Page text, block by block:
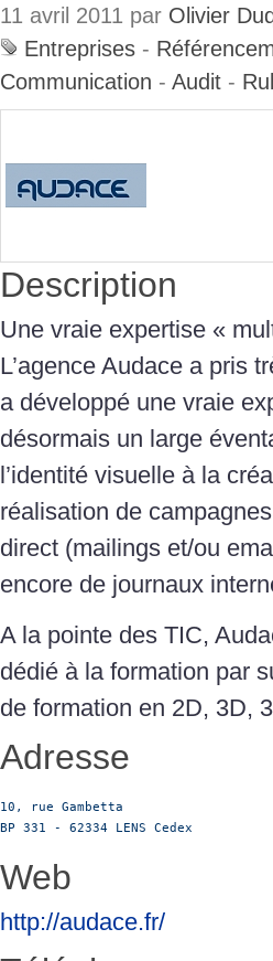
11 avril 2011 par Olivier
Entreprises -
Communication - Audit -
Description
Une vraie expertise «
L’agence Audace a pris
a développé une vraie
désormais un large
l’identité visuelle à la
réalisation de
direct (mailings et/ou
encore de journaux
A la pointe des TIC,
dédié à la formation par
de formation en 2D, 3D,
Adresse
10, rue Gambetta
BP 331 - 62334 LENS Cedex
Web
http://audace.fr/